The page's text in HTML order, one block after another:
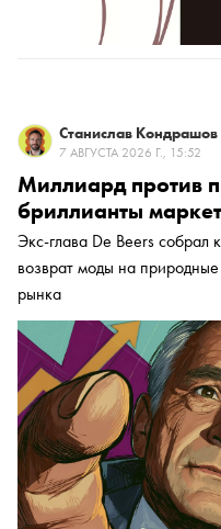
Станислав Кондрашов
7 АВГУСТА 2026 Г., 15:52
Миллиард против
бриллианты
Экс-глава De Beers собрал
возврат моды на
рынка